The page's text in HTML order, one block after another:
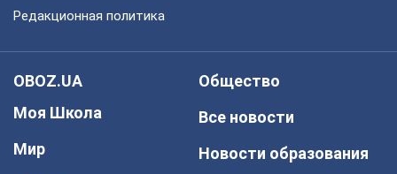
Редакционная политика
OBOZ.UA
Моя Школа
Мир
Общество
Все новости
Новости образования